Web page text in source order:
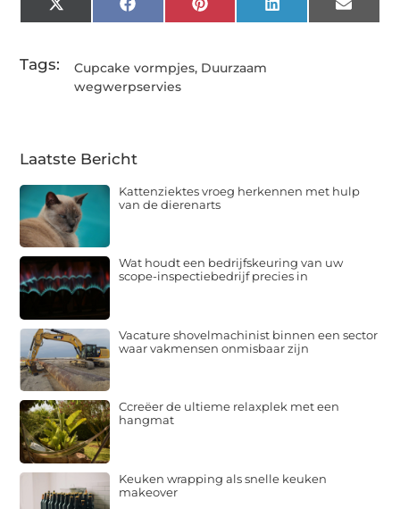
X
(Twitter)
FacebookPinterestLinkedInEmail
Tags: Cupcake vormpjes, Duurzaam
wegwerpservies
Laatste Bericht
Kattenziektes vroeg herkennen met hulp
van de dierenarts
Wat houdt een bedrijfskeuring van uw
scope-inspectiebedrijf precies in
Vacature shovelmachinist binnen een sector
waar vakmensen onmisbaar zijn
Ccreëer de ultieme relaxplek met een
hangmat
Keuken wrapping als snelle keuken
makeover